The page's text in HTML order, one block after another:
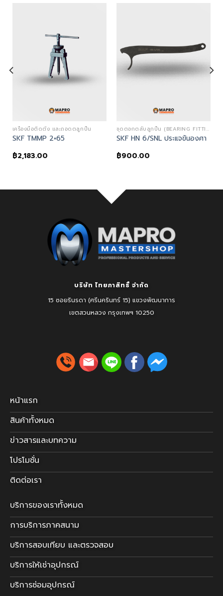
เครื่องมือติดตั้ง และถอดตลูกปืน
SKF TMMP 2×65
฿2,183.00
ชุดตอกตลับลูกปืน (BEARING FITTING TOOLS)
SKF HN 6/SNL ประแจขันองศา
฿900.00
บริษัท ไทยภาสิทธิ์ จำกัด
15 ซอยรินรดา (ศรีนครินทร์ 15) แขวงพัฒนาการ
เขตสวนหลวง กรุงเทพฯ 10250
หน้าแรก
สินค้าทั้งหมด
ข่าวสารและบทความ
โปรโมชั่น
ติดต่อเรา
บริการของเราทั้งหมด
การบริการภาคสนาม
บริการสอบเทียบ และตรวจสอบ
บริการให้เช่าอุปกรณ์
บริการซ่อมอุปกรณ์